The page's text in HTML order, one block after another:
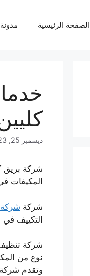
الصفحة الرئيسية مدونة
ديسمبر 25, 2023
شركة
المكيفات
شركة شركة
التكييف
شركة
نوع من
وتقدم شركة